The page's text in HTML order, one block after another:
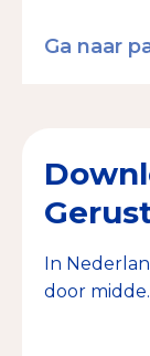
CBF-
Ga naar
In
door